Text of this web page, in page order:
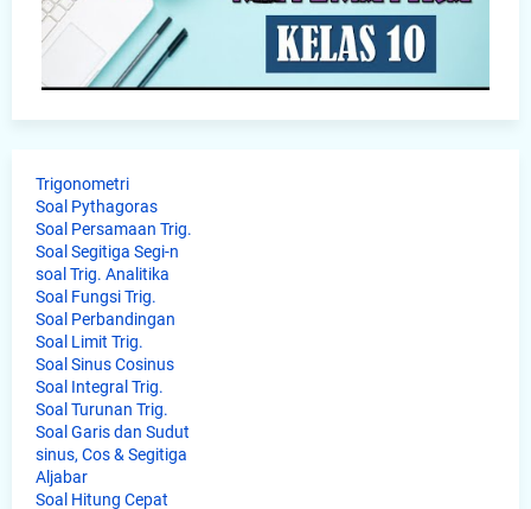
Trigonometri
Soal Pythagoras
Soal Persamaan Trig.
Soal Segitiga Segi-n
soal Trig. Analitika
Soal Fungsi Trig.
Soal Perbandingan
Soal Limit Trig.
Soal Sinus Cosinus
Soal Integral Trig.
Soal Turunan Trig.
Soal Garis dan Sudut
sinus, Cos & Segitiga
Aljabar
Soal Hitung Cepat